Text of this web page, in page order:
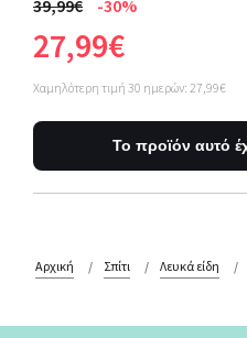
39,99€ -30%
27,99€
Χαμηλότερη τιμή 30 ημερών: 27,99€
Το προϊόν αυτό
Αρχική Σπίτι Λευκά είδη